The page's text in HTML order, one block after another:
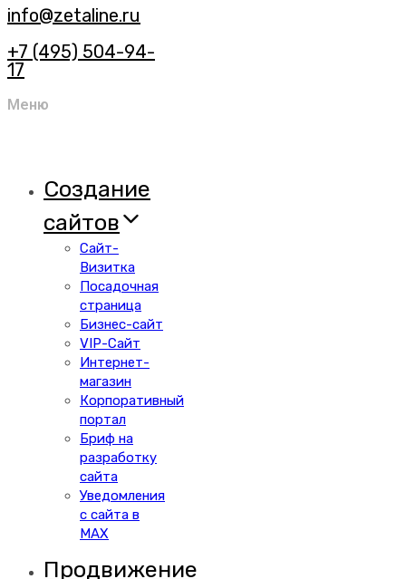
info@zetaline.ru
+7 (495) 504-94-
17
Меню
Создание
сайтов
Сайт-
Визитка
Посадочная
страница
Бизнес-сайт
VIP-Сайт
Интернет-
магазин
Корпоративный
портал
Бриф на
разработку
сайта
Уведомления
с сайта в
MAX
Продвижение